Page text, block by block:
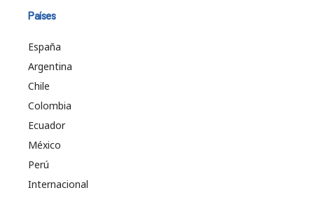
Países
España
Argentina
Chile
Colombia
Ecuador
México
Perú
Internacional